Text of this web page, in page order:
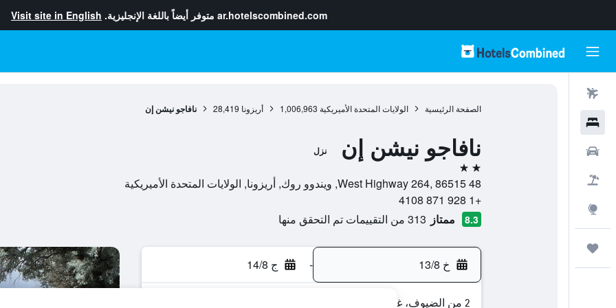
ar.hotelscombined.com متوفر أيضاً باللغة الإنجليزية. Visit site in English
الصفحة الرئيسية الولايات المتحدة الأميريكية 1,006,963 أريزونا 28,419 نافاجو نيشن إن
نافاجو نيشن إن نزل
2 نجمتين
48 West Highway 264, 86515, ويندوو روك, أريزونا, الولايات المتحدة الأميريكية
+1 928 871 4108
8.3 ممتاز 313 من التقييمات تم التحقق منها
خ 13/8 - ج 14/8
2 من الضيوف، غرفة واحدة